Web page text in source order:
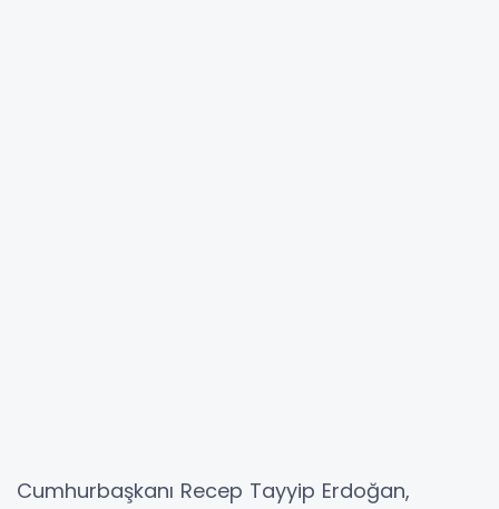
Cumhurbaşkanı Recep Tayyip Erdoğan,